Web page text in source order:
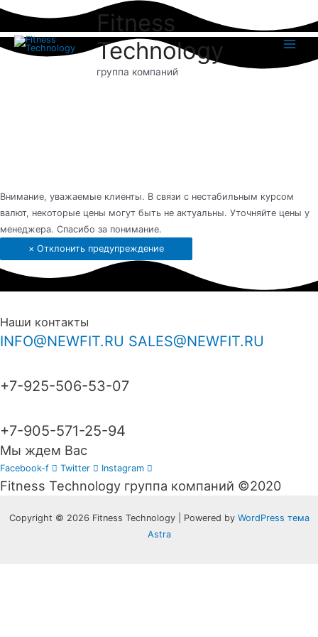
Перейти
содержимому
Fitness
Technology
группа компаний
Внимание, уважаемые клиенты. В связи с нестабильным курсом
валют, некоторые цены могут быть не актуальны. Уточняйте цены у
менеджера. Спасибо за понимание.
× Отклонить предупреждение
Наши контакты
INFO@NEWFIT.RU SALES@NEWFIT.RU
+7-925-506-53-07
+7-905-571-25-94
Мы ждем Вас
Facebook-f Twitter Instagram
Fitness Technology группа компаний ©2020
Copyright © 2026 Fitness Technology | Powered by WordPress тема
Astra